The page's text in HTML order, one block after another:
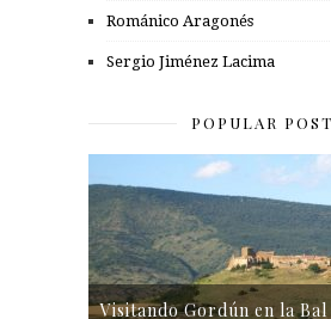
Románico Aragonés
Sergio Jiménez Lacima
POPULAR
Visitando Gordún en la Bal